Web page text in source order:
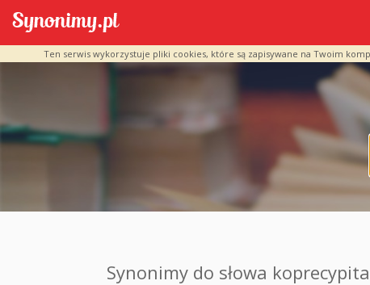
Ten serwis wykorzystuje pliki cookies, które są zapisywane na Twoim
Synonimy do słowa